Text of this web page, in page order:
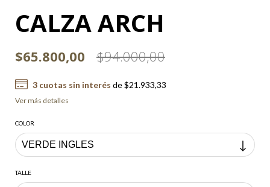
CALZA ARCH
$65.800,00 $94.000,00
3cuotas sin interés de$21.933,33
Ver más detalles
COLOR
TALLE